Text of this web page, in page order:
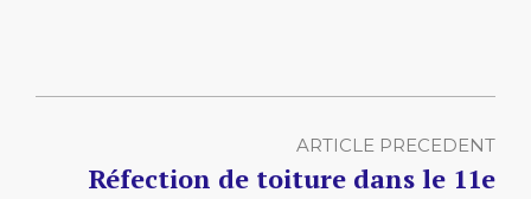
ARTICLE PRECEDENT
Réfection de toiture dans le 11e